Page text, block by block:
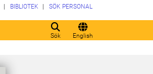
Sök English
BIBLIOTEK SÖK PERSONAL